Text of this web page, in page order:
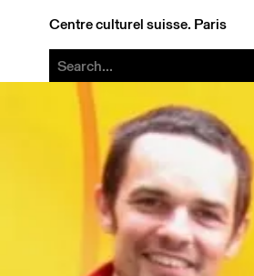
Centre culturel suisse. Paris